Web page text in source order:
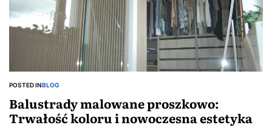
POSTED INBLOG
Balustrady malowane proszkowo:
Trwałość koloru i nowoczesna estetyka